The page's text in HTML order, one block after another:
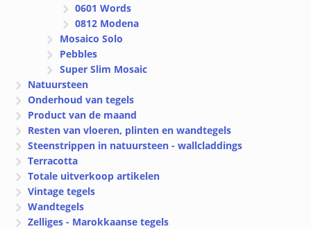
0601 Words
0812 Modena
Mosaico Solo
Pebbles
Super Slim Mosaic
Natuursteen
Onderhoud van tegels
Product van de maand
Resten van vloeren, plinten en wandtegels
Steenstrippen in natuursteen - wallcladdings
Terracotta
Totale uitverkoop artikelen
Vintage tegels
Wandtegels
Zelliges - Marokkaanse tegels